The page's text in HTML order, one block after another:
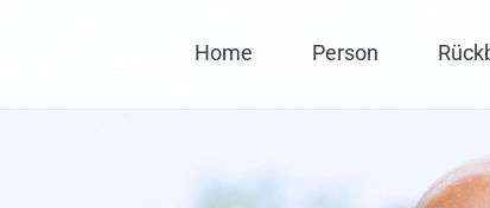
– Ihr
Home Person